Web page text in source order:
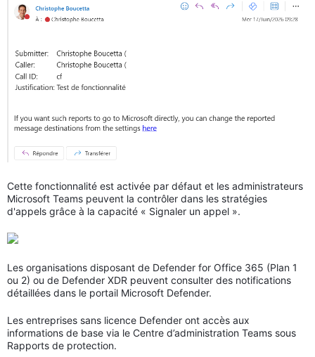
Cette fonctionnalité est activée par défaut et les administrateurs
Microsoft Teams peuvent la contrôler dans les stratégies
d'appels grâce à la capacité « Signaler un appel ».
Les organisations disposant de Defender for Office 365 (Plan 1
ou 2) ou de Defender XDR peuvent consulter des notifications
détaillées dans le portail Microsoft Defender.
Les entreprises sans licence Defender ont accès aux
informations de base via le Centre d’administration Teams sous
Rapports de protection.